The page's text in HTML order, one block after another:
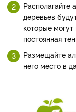
Располагайте
деревьев
которые могут
постоянная
Размещайте
него место в